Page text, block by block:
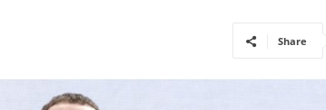
Share